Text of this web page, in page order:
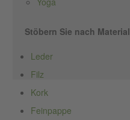
Stöbern Sie nach Material
Leder
Filz
Kork
Feinpappe